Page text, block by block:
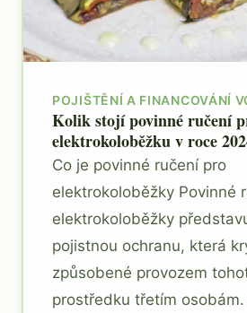
POJIŠTĚNÍ A FINANCOVÁNÍ
Kolik stojí povinné ručení
elektrokoloběžku v roce
Co je povinné ručení pro
elektrokoloběžky Povinné
elektrokoloběžky
pojistnou ochranu, která
způsobené provozem
prostředku třetím